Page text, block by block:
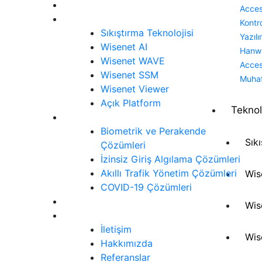
Sıkıştırma Teknolojisi
Wisenet AI
Wisenet WAVE
Wisenet SSM
Wisenet Viewer
Açık Platform
Biometrik ve Perakende
Çözümleri
İzinsiz Giriş Algılama Çözümleri
Akıllı Trafik Yönetim Çözümleri
COVID-19 Çözümleri
İletişim
Hakkımızda
Referanslar